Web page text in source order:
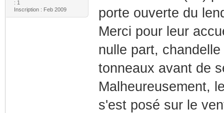
: 1
Inscription : Feb 2009
porte ouverte du
Merci pour leur
nulle part,
tonneaux avant de
Malheureusement,
s'est posé sur le